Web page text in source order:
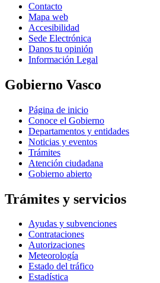
Contacto
Mapa web
Accesibilidad
Sede Electrónica
Danos tu opinión
Información Legal
Gobierno Vasco
Página de inicio
Conoce el Gobierno
Departamentos y entidades
Noticias y eventos
Trámites
Atención ciudadana
Gobierno abierto
Trámites y servicios
Ayudas y subvenciones
Contrataciones
Autorizaciones
Meteorología
Estado del tráfico
Estadística